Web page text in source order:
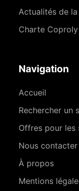
Actualités de
Charte Coproly
Navigation
Accueil
Rechercher un
Offres pour les
Nous contacter
À propos
Mentions